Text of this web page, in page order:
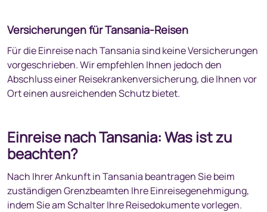
Versicherungen für Tansania-Reisen
Für die Einreise nach Tansania sind keine Versicherungen
vorgeschrieben. Wir empfehlen Ihnen jedoch den
Abschluss einer Reisekrankenversicherung, die Ihnen vor
Ort einen ausreichenden Schutz bietet.
Einreise nach Tansania: Was ist zu
beachten?
Nach Ihrer Ankunft in Tansania beantragen Sie beim
zuständigen Grenzbeamten Ihre Einreisegenehmigung,
indem Sie am Schalter Ihre Reisedokumente vorlegen.